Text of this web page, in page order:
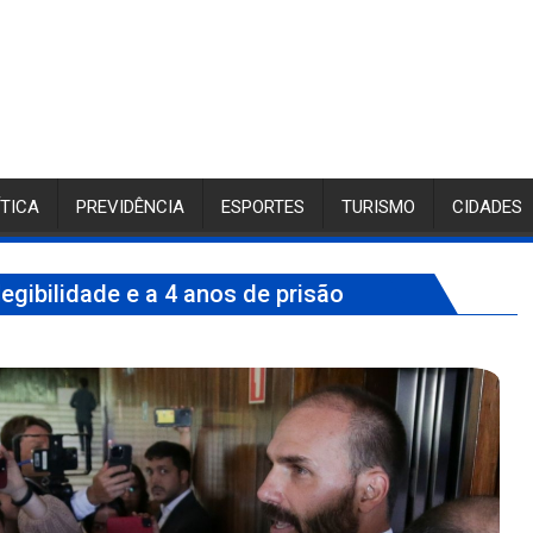
PREVIDÊNCIA ESPORTES TURISMO CIDADES
e a 4 anos de prisão